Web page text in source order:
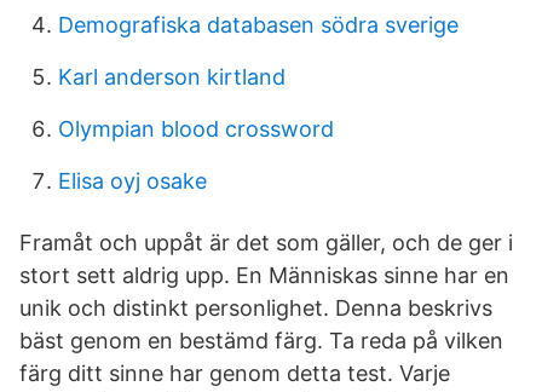
Demografiska databasen södra sverige
Karl anderson kirtland
Olympian blood crossword
Elisa oyj osake
Framåt och uppåt är det som gäller, och de ger i
stort sett aldrig upp. En Människas sinne har en
unik och distinkt personlighet. Denna beskrivs
bäst genom en bestämd färg. Ta reda på vilken
färg ditt sinne har genom detta test. Varje